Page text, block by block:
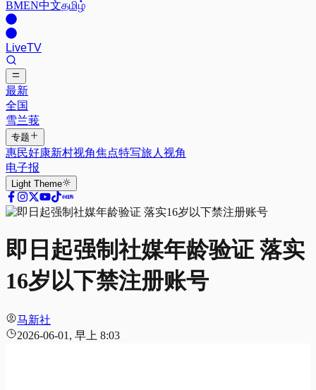
BMEN中文தமிழ்
LiveTV
最新
全国
雪兰莪
专题
惠民好康新村视角焦点特写旅人视角
电子报
Light Theme
即日起强制社媒年龄验证 落实
16岁以下禁注册账号
马新社
2026-06-01, 早上 8:03